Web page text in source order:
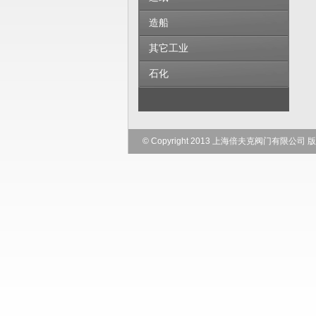
造船
其它工业
石化
© Copyright 2013 上海倍夫克阀门有限公司